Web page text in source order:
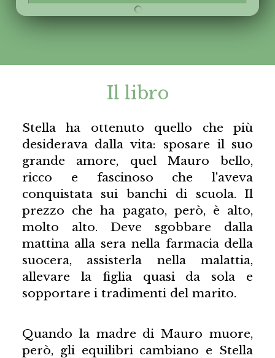
Il libro
Stella ha ottenuto quello che più
desiderava dalla vita: sposare il suo
grande amore, quel Mauro bello,
ricco e fascinoso che l'aveva
conquistata sui banchi di scuola. Il
prezzo che ha pagato, però, è alto,
molto alto. Deve sgobbare dalla
mattina alla sera nella farmacia della
suocera, assisterla nella malattia,
allevare la figlia quasi da sola e
sopportare i tradimenti del marito.
Quando la madre di Mauro muore,
però, gli equilibri cambiano e Stella